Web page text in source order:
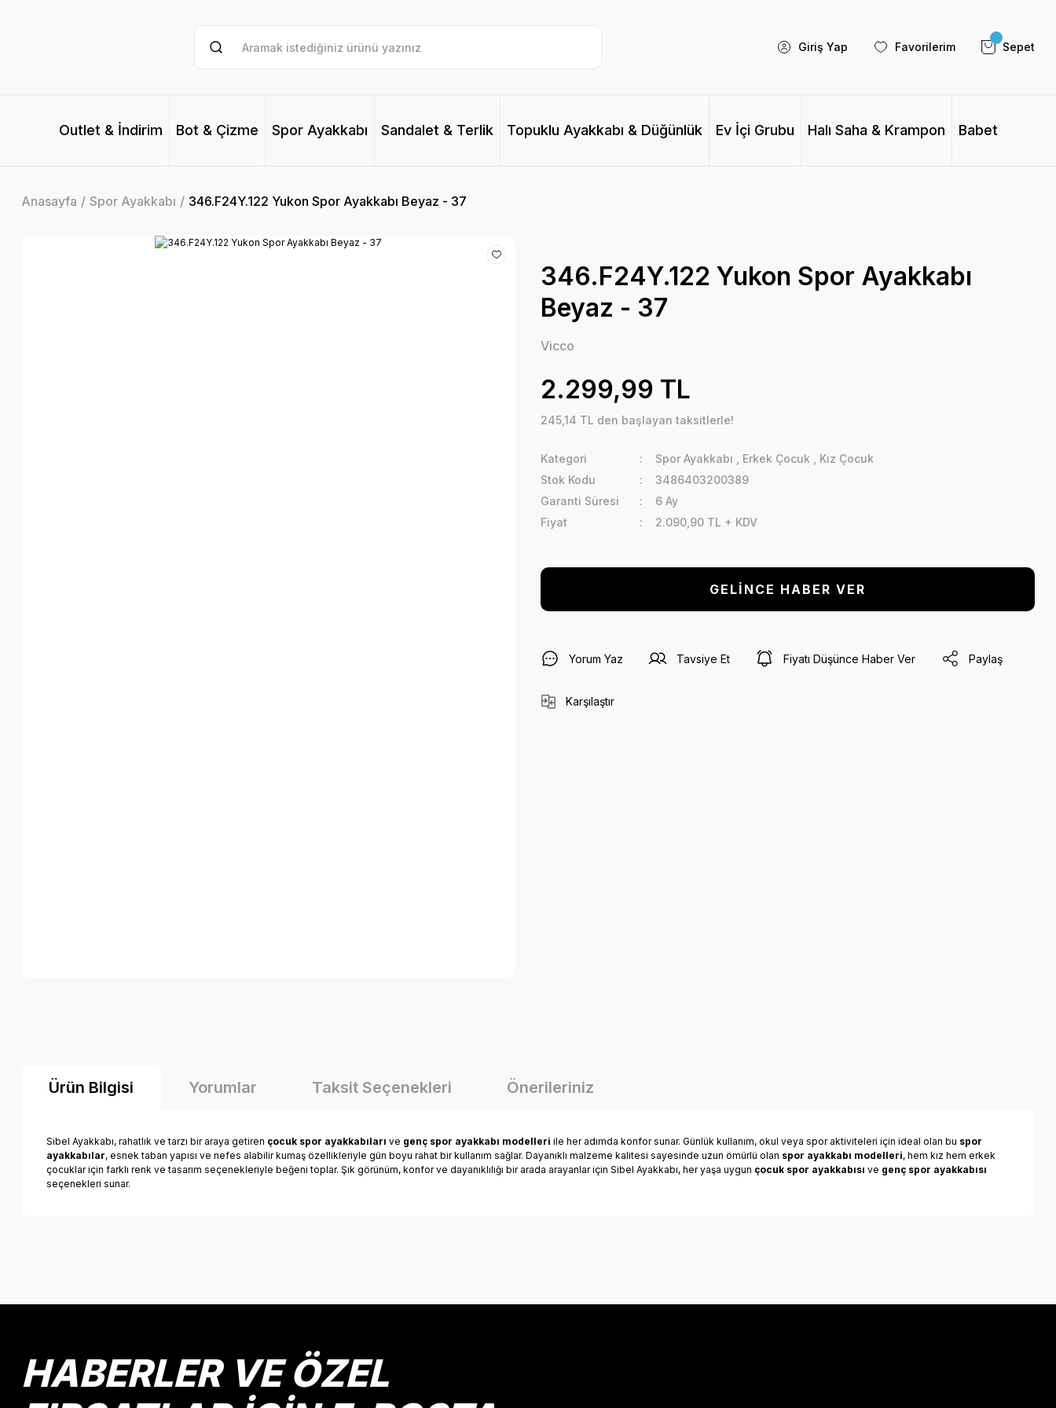
Giriş Yap Favorilerim Sepet
Outlet & İndirim Bot & Çizme Spor Ayakkabı Sandalet & Terlik Topuklu Ayakkabı & Düğünlük Ev İçi Grubu Halı Saha & Krampon Babet
Anasayfa Spor Ayakkabı 346.F24Y.122 Yukon Spor Ayakkabı Beyaz - 37
346.F24Y.122 Yukon Spor Ayakkabı
Beyaz - 37
Vicco
2.299,99 TL
245,14 TL den başlayan taksitlerle!
Kategori Spor Ayakkabı Erkek Çocuk
Kız Çocuk
Stok Kodu
3486403200389
Garanti Süresi
6 Ay
Fiyat
2.090,90 TL + KDV
GELİNCE HABER VER
Yorum Yaz Tavsiye Et Fiyatı Düşünce Haber Ver Paylaş
Karşılaştır
Ürün Bilgisi Yorumlar Taksit Seçenekleri Önerileriniz
Sibel Ayakkabı, rahatlık ve tarzı bir araya getiren çocuk spor ayakkabıları ve genç spor ayakkabı modelleri ile her adımda konfor sunar. Günlük kullanım, okul veya spor aktiviteleri için ideal olan bu spor
ayakkabılar, esnek taban yapısı ve nefes alabilir kumaş özellikleriyle gün boyu rahat bir kullanım sağlar. Dayanıklı malzeme kalitesi sayesinde uzun ömürlü olan spor ayakkabı modelleri, hem kız hem erkek
çocuklar için farklı renk ve tasarım seçenekleriyle beğeni toplar. Şık görünüm, konfor ve dayanıklılığı bir arada arayanlar için Sibel Ayakkabı, her yaşa uygun çocuk spor ayakkabısı ve genç spor ayakkabısı
seçenekleri sunar.
Ürün resmi kalitesiz, bozuk veya görüntülenemiyor.
Ürün fiyatı diğer sitelerden daha pahalı.
Bu ürüne benzer farklı alternatifler olmalı.
HABERLER VE ÖZEL